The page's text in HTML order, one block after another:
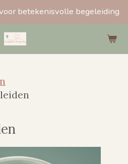
betekenisvolle begeleiding